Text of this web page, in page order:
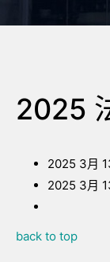
2025
2025 3月
2025 3月
back to top